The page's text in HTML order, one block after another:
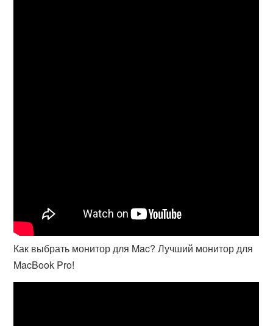
Как выбрать монитор для Mac? Лучший монитор для
MacBook Pro!